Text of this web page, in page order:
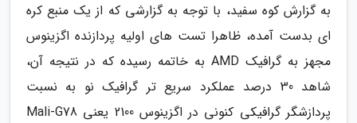
به گزارش کوه سفید، با توجه به گزارشی که از یک منبع کره
ای بدست آمده، ظاهرا تست های اولیه پردازنده اگزینوس
مجهز به گرافیک AMD به خاتمه رسیده که در نتیجه آن،
شاهد 30 درصد عملکرد سریع تر گرافیک نو به نسبت
پردازشگر گرافیکی کنونی در اگزینوس 2100 یعنی Mali-G78